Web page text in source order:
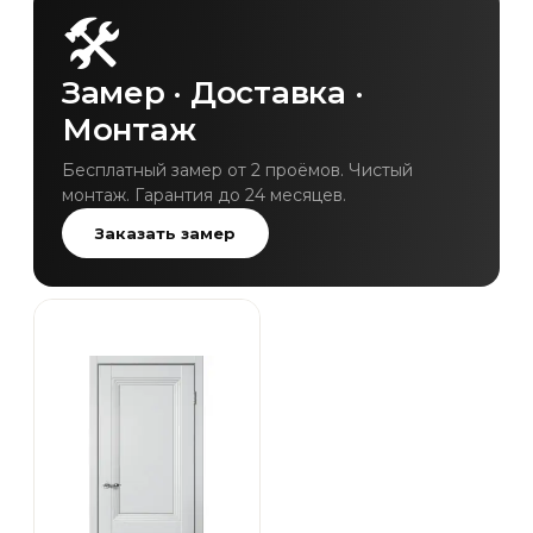
🛠
Замер · Доставка ·
Монтаж
Бесплатный замер от 2 проёмов. Чистый
монтаж. Гарантия до 24 месяцев.
Заказать замер